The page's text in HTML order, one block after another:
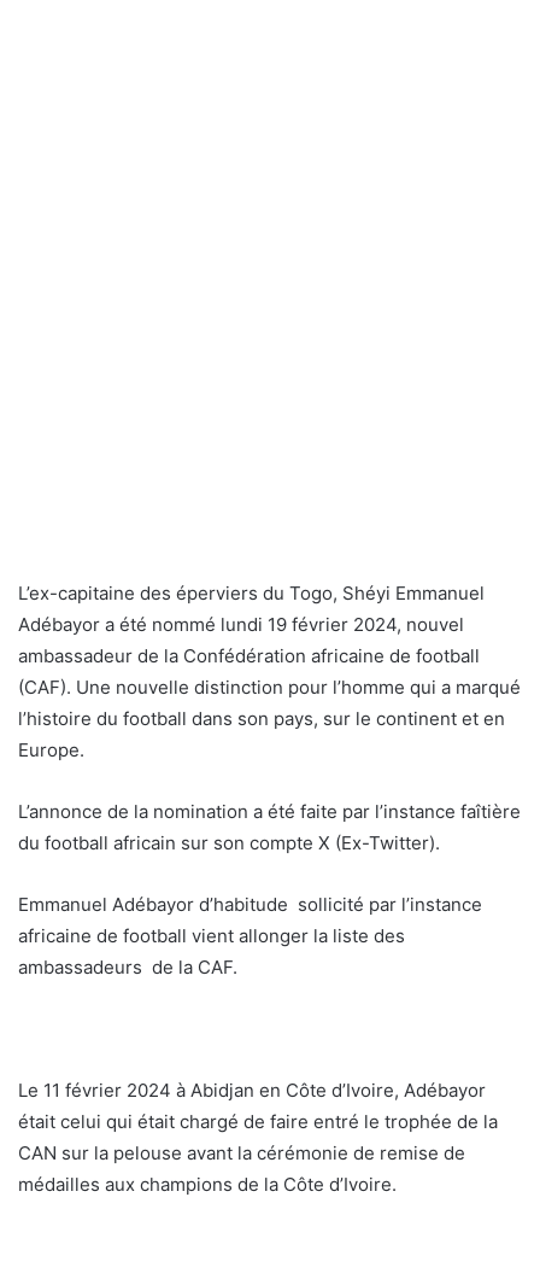
L’ex-capitaine des éperviers du Togo, Shéyi Emmanuel
Adébayor a été nommé lundi 19 février 2024, nouvel
ambassadeur de la Confédération africaine de football
(CAF). Une nouvelle distinction pour l’homme qui a marqué
l’histoire du football dans son pays, sur le continent et en
Europe.
L’annonce de la nomination a été faite par l’instance faîtière
du football africain sur son compte X (Ex-Twitter).
Emmanuel Adébayor d’habitude sollicité par l’instance
africaine de football vient allonger la liste des
ambassadeurs de la CAF.
Le 11 février 2024 à Abidjan en Côte d’Ivoire, Adébayor
était celui qui était chargé de faire entré le trophée de la
CAN sur la pelouse avant la cérémonie de remise de
médailles aux champions de la Côte d’Ivoire.